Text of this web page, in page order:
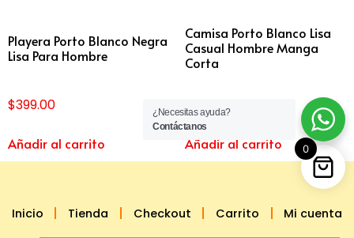
Playera Porto Blanco Negra
Lisa Para Hombre
$399.00
Añadir al carrito
Camisa Porto Blanco Lisa
Casual Hombre Manga
Corta
$ 699.00
Añadir al carrito
Inicio Tienda Checkout Carrito Mi cuenta
¿Necesitas ayuda?
Contáctanos
0